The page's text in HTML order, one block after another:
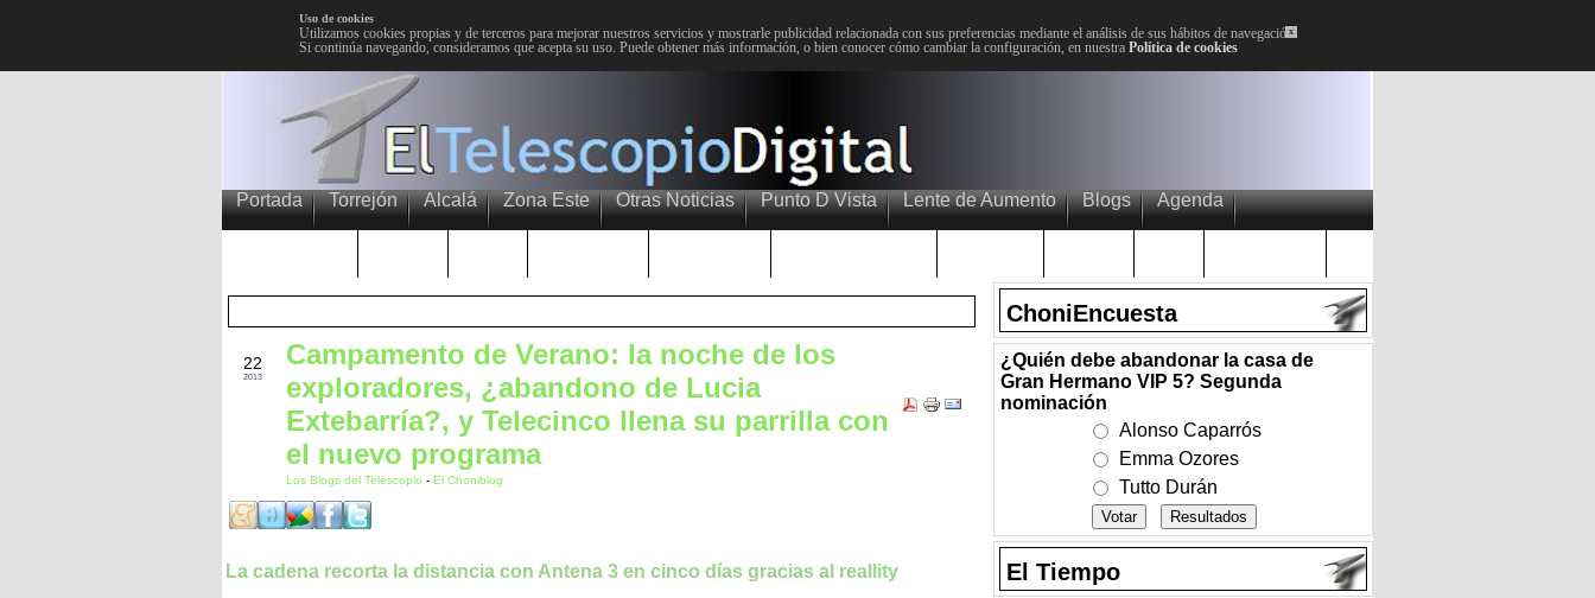
x
Uso de cookies
Utilizamos cookies propias y de terceros para mejorar nuestros servicios y mostrarle publicidad relacionada con sus preferencias mediante el análisis de sus hábitos de navegación.
Si continúa navegando, consideramos que acepta su uso. Puede obtener más información, o bien conocer cómo cambiar la configuración, en nuestra Política de cookies
Portada Torrejón Alcalá Zona Este Otras Noticias Punto D Vista Lente de Aumento Blogs Agenda
22
2013
Campamento de Verano: la noche de los
exploradores, ¿abandono de Lucia
Extebarría?, y Telecinco llena su parrilla con
el nuevo programa
Los Blogs del Telescopio - El Choniblog
La cadena recorta la distancia con Antena 3 en cinco días gracias al reallity
ChoniEncuesta
¿Quién debe abandonar la casa de
Gran Hermano VIP 5? Segunda
nominación
Alonso Caparrós
Emma Ozores
Tutto Durán
El Tiempo